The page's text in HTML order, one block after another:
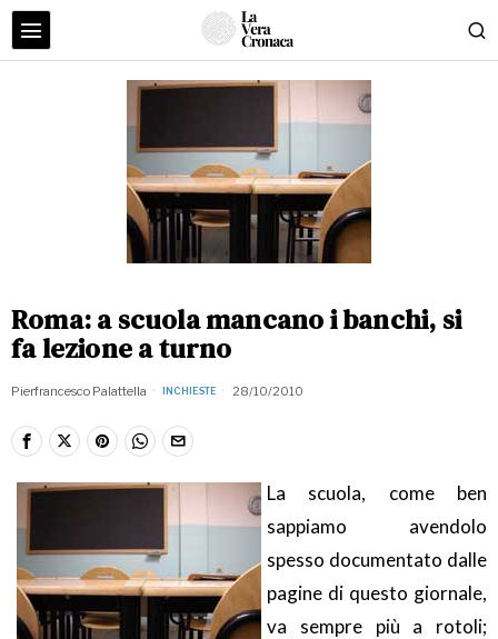
Roma: a scuola mancano i banchi, si
fa lezione a turno
Pierfrancesco Palattella INCHIESTE 28/10/2010
La scuola, come ben
sappiamo avendolo
spesso documentato dalle
pagine di questo giornale,
va sempre più a rotoli;